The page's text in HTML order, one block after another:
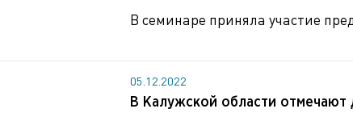
В семинаре приняла участие
05.12.2022
В Калужской области отмечают